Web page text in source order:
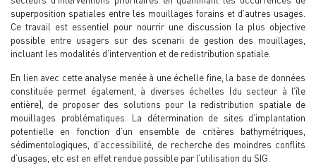
superposition spatiales entre les mouillages forains et d’autres usages.
Ce travail est essentiel pour nourrir une discussion la plus objective
possible entre usagers sur des scenarii de gestion des mouillages,
incluant les modalités d’intervention et de redistribution spatiale.
En lien avec cette analyse menée à une échelle fine, la base de données
constituée permet également, à diverses échelles (du secteur à l’île
entière), de proposer des solutions pour la redistribution spatiale de
mouillages problématiques. La détermination de sites d’implantation
potentielle en fonction d’un ensemble de critères bathymétriques,
sédimentologiques, d’accessibilité, de recherche des moindres conflits
d’usages, etc est en effet rendue possible par l’utilisation du SIG.